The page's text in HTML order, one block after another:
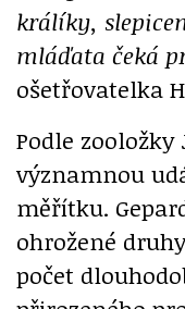
králíky,
mláďata čeká
ošetřovatelka
Podle
významnou
měřítku.
ohrožené
počet